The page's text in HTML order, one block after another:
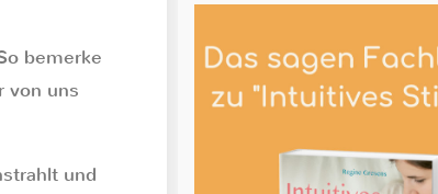
bemerke
von uns
und